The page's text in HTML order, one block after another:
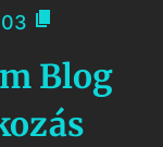

Blog